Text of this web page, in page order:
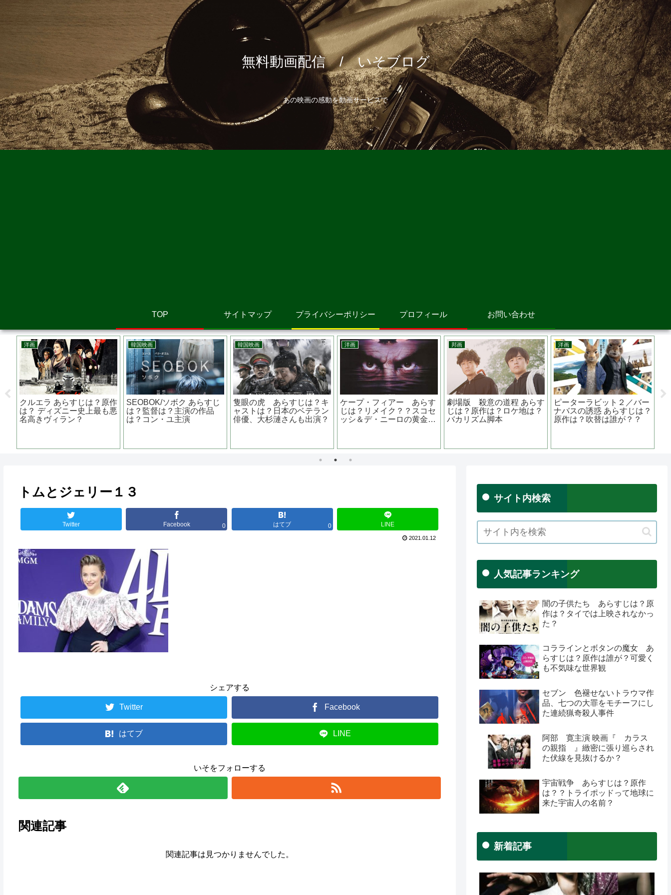
無料動画配信 / いそブログ
あの映画の感動を動画サービスで
TOP サイトマップ プライバシーポリシー プロフィール お問い合わせ
２／バー
すじは？
が？？
邦画
罪の声 あらすじは？実
話？？日本で起きた犯罪が
ベースとなっている？
空白 あらすじは？原作者
は？ロケ地は？ 古田新太、
松坂桃李主演
邦画
闇の子供たち あらすじ
は？原作は？タイでは上映
されなかった？
アニメ映画
アニメ 時をかける少女
尾道が舞台の大林宣彦監督
実写版が懐かしくなる
邦画
阿部 寛主演 映画『 カラ
か？
洋画
ギャング・オブ・ニュ
ーク あらすじは？内
ら見る背景と史実
トムとジェリー１３
Twitter Facebook 0 はてブ 0 LINE
2021.01.12
シェアする
Twitter Facebook
はてブ LINE
いそをフォローする
関連記事
関連記事は見つかりませんでした。
サイト内検索
人気記事ランキング
闇の子供たち あらすじは？原
作は？タイでは上映されなかっ
た？
コララインとボタンの魔女 あ
らすじは？原作は誰が？可愛く
も不気味な世界観
セブン 色褪せないトラウマ作
品、七つの大罪をモチーフにし
た連続猟奇殺人事件
阿部 寛主演 映画『 カラス
の親指 』緻密に張り巡らされ
た伏線を見抜けるか？
宇宙戦争 あらすじは？原作
は？？トライポッドって地球に
来た宇宙人の名前？
新着記事